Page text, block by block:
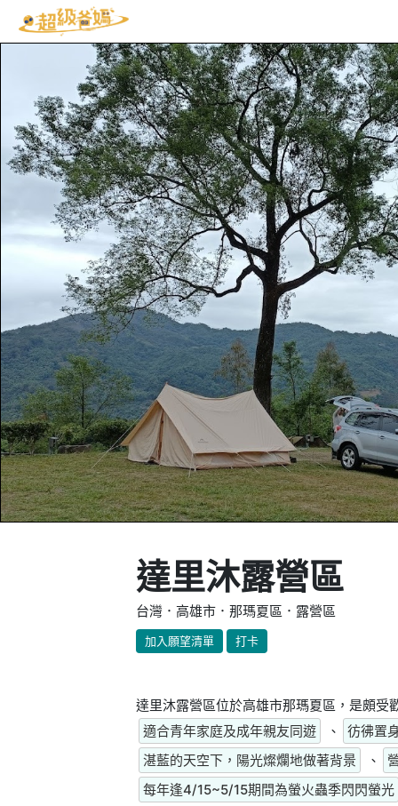
達里沐露營區
台灣．高雄市．那瑪夏區．露營區
加入願望清單 打卡
達里沐露營區位於高雄市那瑪夏區，是頗受
適合青年家庭及成年親友同遊
、
彷彿置
湛藍的天空下，陽光燦爛地做著背景
、
每年逢4/15~5/15期間為螢火蟲季閃閃螢光